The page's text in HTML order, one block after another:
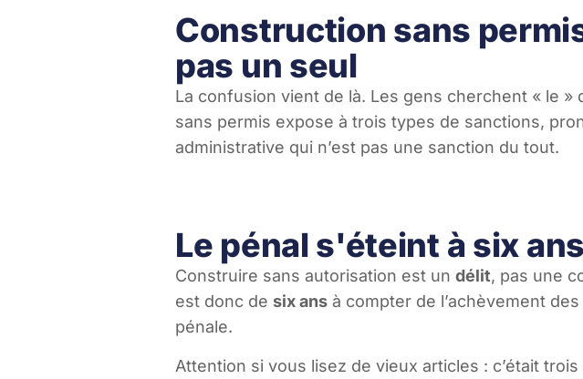
Construction sans
pas un seul
La confusion vient de là. Les gens cherchent « le »
sans permis expose à trois types de sanctions,
administrative qui n’est pas une sanction du tout.
Le pénal s'éteint à six ans
Construire sans autorisation est un délit, pas une
est donc de six ans à compter de l’achèvement
pénale.
Attention si vous lisez de vieux articles : c’était